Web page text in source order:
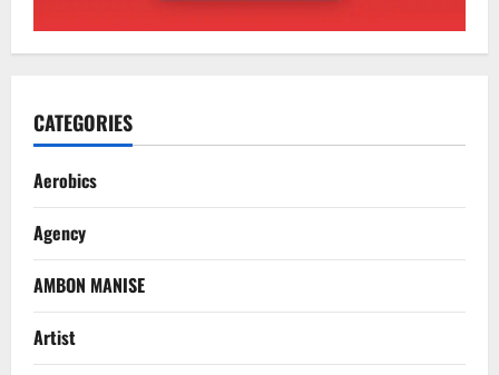
CATEGORIES
Aerobics
Agency
AMBON MANISE
Artist